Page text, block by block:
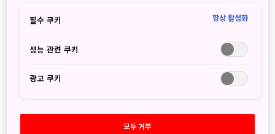
JR 순환선 신이마미야역에서 도보 6분, 전철 5개 노선과 역 4
어 오사카의 매력을 마음껏 즐길 수 있는 곳입니다.
필수 쿠키 항상 활성화
성능 관련 쿠키
광고 쿠키
모두 거부